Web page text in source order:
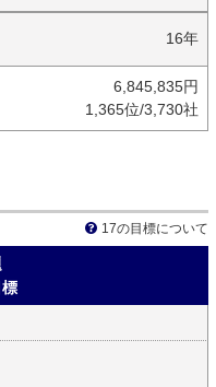
16年
6,845,835円
1,365位/3,730社
17の目標について